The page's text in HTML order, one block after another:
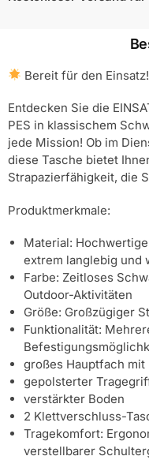
Bereit für den Einsatz!
Entdecken Sie die
PES in klassischem
jede Mission! Ob im
diese Tasche bietet
Strapazierfähigkeit, die
Produktmerkmale:
Material:
extrem langlebig und
Farbe: Zeitloses
Outdoor-Aktivitäten
Größe: Großzügiger
Funktionalität:
großes Hauptfach mit
gepolsterter
verstärkter Boden
2 Klettverschluss-
Tragekomfort:
verstellbarer